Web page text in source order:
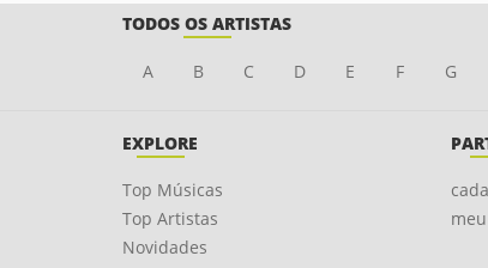
TODOS OS ARTISTAS
A B C D E F G
EXPLORE
Top Músicas
Top Artistas
Novidades